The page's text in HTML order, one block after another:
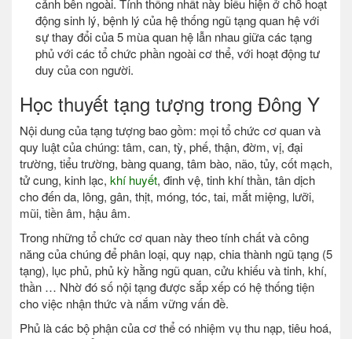
động sinh lý, bệnh lý của hệ thống ngũ tạng quan hệ với
sự thay đổi của 5 mùa quan hệ lẫn nhau giữa các tạng
phủ với các tổ chức phần ngoài cơ thể, với hoạt động tư
duy của con người.
Học thuyết tạng tượng trong Đông Y
Nội dung của tạng tượng bao gồm: mọi tổ chức cơ quan và
quy luật của chúng: tâm, can, tỳ, phế, thận, đờm, vị, đại
trường, tiểu trường, bàng quang, tâm bào, não, tủy, cốt mạch,
tử cung, kinh lạc, khí huyết, đinh vệ, tinh khí thần, tân dịch
cho đến da, lông, gân, thịt, móng, tóc, tai, mắt miệng, lưỡi,
mũi, tiền âm, hậu âm.
Trong những tổ chức cơ quan này theo tính chất và công
năng của chúng để phân loại, quy nạp, chia thành ngũ tạng (5
tạng), lục phủ, phủ kỳ hằng ngũ quan, cửu khiếu và tinh, khí,
thần … Nhờ đó số nội tạng được sắp xếp có hệ thống tiện
cho việc nhận thức và nắm vững vấn đề.
Phủ là các bộ phận của cơ thể có nhiệm vụ thu nạp, tiêu hoá,